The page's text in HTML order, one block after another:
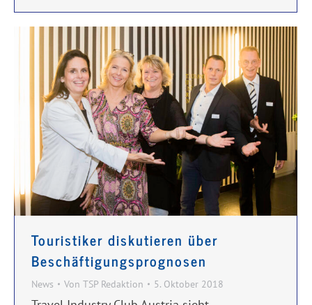
Touristiker diskutieren über
Beschäftigungsprognosen
News Von TSP Redaktion 5. Oktober 2018